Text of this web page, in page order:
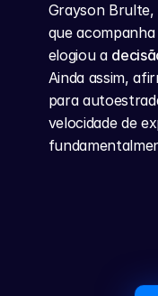
Grayson
que
elogiou a
Ainda assim,
para
velocidade de